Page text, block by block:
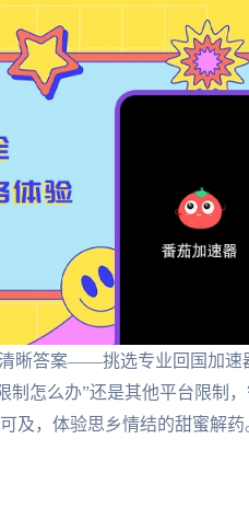
晰答案——挑选专业回国加速
怎么办”还是其他平台限制
及，体验思乡情结的甜蜜解药